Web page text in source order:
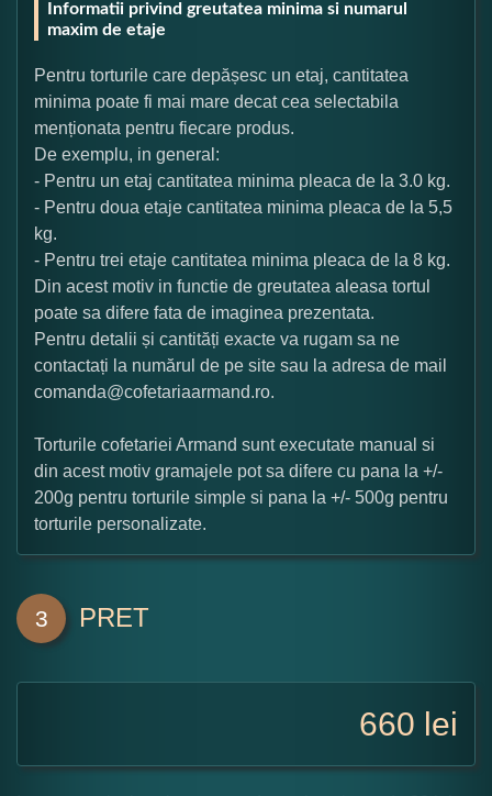
Informatii privind greutatea minima si numarul
maxim de etaje
Pentru torturile care depășesc un etaj, cantitatea
minima poate fi mai mare decat cea selectabila
menționata pentru fiecare produs.
De exemplu, in general:
- Pentru un etaj cantitatea minima pleaca de la 3.0 kg.
- Pentru doua etaje cantitatea minima pleaca de la 5,5
kg.
- Pentru trei etaje cantitatea minima pleaca de la 8 kg.
Din acest motiv in functie de greutatea aleasa tortul
poate sa difere fata de imaginea prezentata.
Pentru detalii și cantități exacte va rugam sa ne
contactați la numărul de pe site sau la adresa de mail
comanda@cofetariaarmand.ro.
Torturile cofetariei Armand sunt executate manual si
din acest motiv gramajele pot sa difere cu pana la +/-
200g pentru torturile simple si pana la +/- 500g pentru
torturile personalizate.
3 PRET
660 lei